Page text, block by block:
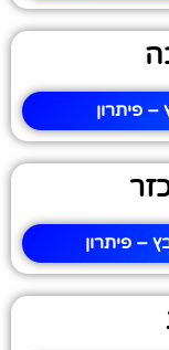
פיתרון
– פיתרון